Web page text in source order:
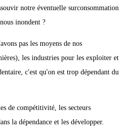
notre éventuelle surconsommation
inondent ?
pas les moyens de nos
les industries pour les exploiter et
c'est qu'on est trop dépendant du
de compétitivité, les secteurs
la dépendance et les développer.